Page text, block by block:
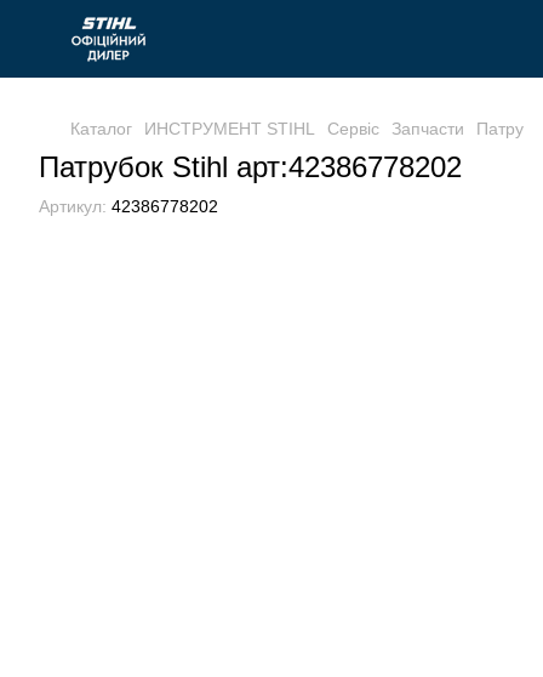
Каталог ИНСТРУМЕНТ STIHL Сервіс Запчасти
Патрубок Stihl арт:42386778202
Артикул: 42386778202